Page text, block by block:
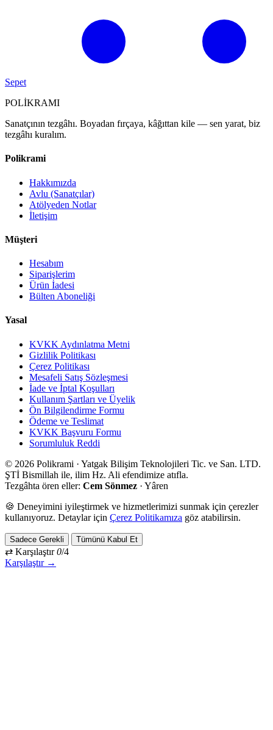
Sepet
POLİKRAMI
Sanatçının tezgâhı. Boyadan fırçaya, kâğıttan kile — sen yarat, biz
tezgâhı kuralım.
Polikrami
Hakkımızda
Avlu (Sanatçılar)
Atölyeden Notlar
İletişim
Müşteri
Hesabım
Siparişlerim
Ürün İadesi
Bülten Aboneliği
Yasal
KVKK Aydınlatma Metni
Gizlilik Politikası
Çerez Politikası
Mesafeli Satış Sözleşmesi
İade ve İptal Koşulları
Kullanım Şartları ve Üyelik
Ön Bilgilendirme Formu
Ödeme ve Teslimat
KVKK Başvuru Formu
Sorumluluk Reddi
© 2026 Polikrami · Yatgak Bilişim Teknolojileri Tic. ve San. LTD.
ŞTİ Bismillah ile, ilim Hz. Ali efendimize atıfla.
Tezgâhta ören eller: Cem Sönmez · Yâren
🍪 Deneyimini iyileştirmek ve hizmetlerimizi sunmak için çerezler
kullanıyoruz. Detaylar için Çerez Politikamıza göz atabilirsin.
Sadece Gerekli Tümünü Kabul Et
⇄ Karşılaştır0/4
Karşılaştır →